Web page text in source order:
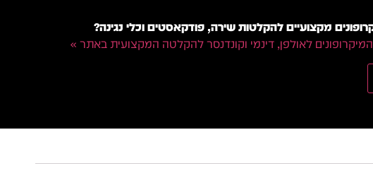
מקצועיים להקלטות שירה, פודקאסטים וכלי נגינה?
לאולפן, דינמי וקונדנסר להקלטה המקצועית באתר »